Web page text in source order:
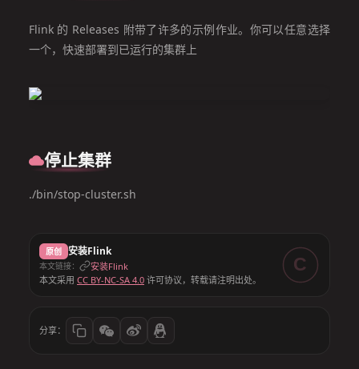
Flink 的 Releases 附带了许多的示例作业。你可以任意选择
一个，快速部署到已运行的集群上
停止集群
./bin/stop-cluster.sh
原创 安装Flink
本文链接：
安装Flink
本文采用 CC BY-NC-SA 4.0 许可协议，转载请注明出处。
C
分享：